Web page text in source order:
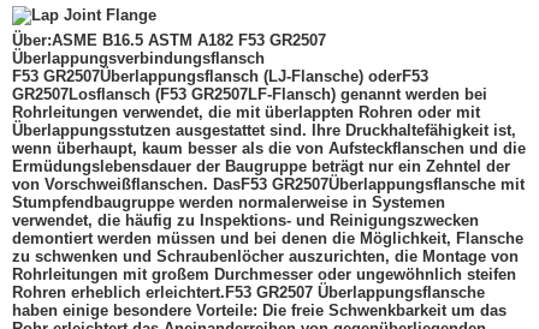
Über:ASME B16.5 ASTM A182 F53 GR2507
Überlappungsverbindungsflansch
F53 GR2507Überlappungsflansch (LJ-Flansche) oderF53
GR2507Losflansch (F53 GR2507LF-Flansch) genannt werden bei
Rohrleitungen verwendet, die mit überlappten Rohren oder mit
Überlappungsstutzen ausgestattet sind. Ihre Druckhaltefähigkeit ist,
wenn überhaupt, kaum besser als die von Aufsteckflanschen und die
Ermüdungslebensdauer der Baugruppe beträgt nur ein Zehntel der
von Vorschweißflanschen. DasF53 GR2507Überlappungsflansche mit
Stumpfendbaugruppe werden normalerweise in Systemen
verwendet, die häufig zu Inspektions- und Reinigungszwecken
demontiert werden müssen und bei denen die Möglichkeit, Flansche
zu schwenken und Schraubenlöcher auszurichten, die Montage von
Rohrleitungen mit großem Durchmesser oder ungewöhnlich steifen
Rohren erheblich erleichtert. F53 GR2507 Überlappungsflansche
haben einige besondere Vorteile: Die freie Schwenkbarkeit um das